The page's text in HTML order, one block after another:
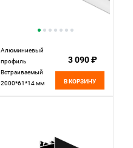
Алюминиевый
профиль
Встраиваемый
2000*61*14 мм
3 090 ₽
В КОРЗИНУ